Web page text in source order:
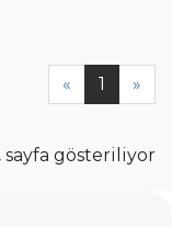
« 1 »
sayfa gösteriliyor